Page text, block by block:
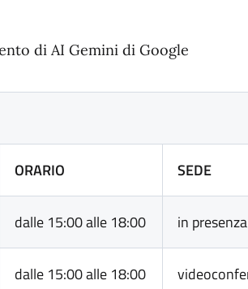
di AI Gemini di Google
ORARIO SEDE
dalle 15:00 alle 18:00 in presenza
dalle 15:00 alle 18:00